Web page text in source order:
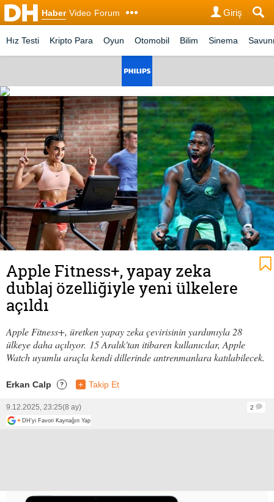
Haber Video Forum Giriş
Hız Testi Kripto Para Oyun Otomobil Bilim Sinema
Apple Fitness+, yapay zeka
dublaj özelliğiyle yeni ülkelere
açıldı
Apple Fitness+, üretken yapay zeka çevirisinin yardımıyla 28
ülkeye daha açılıyor. 15 Aralık'tan itibaren kullanıcılar, Apple
Watch uyumlu araçla kendi dillerinde antrenmanlara katılabilecek.
Erkan Calp ? + Takip Et
9.12.2025, 23:25(8 ay)
2
+ DH'yi Favori Kaynağın Yap